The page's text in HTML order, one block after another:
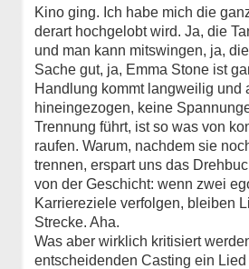
Kino ging. Ich habe mich die
derart hochgelobt wird. Ja, die
und man kann mitswingen, ja,
Sache gut, ja, Emma Stone ist
Handlung kommt langweilig und
hineingezogen, keine
Trennung führt, ist so was von
raufen. Warum, nachdem sie
trennen, erspart uns das
von der Geschicht: wenn zwei
Karriereziele verfolgen, bleiben
Strecke. Aha.
Was aber wirklich kritisiert
entscheidenden Casting ein